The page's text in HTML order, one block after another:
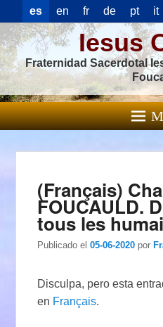
es en fr de pt it
Iesus
Fraternidad Sacerdotal
(Français)
FOUCAULD.
tous les
Publicado el 05-06-2020 por
Disculpa, pero esta
en Français.